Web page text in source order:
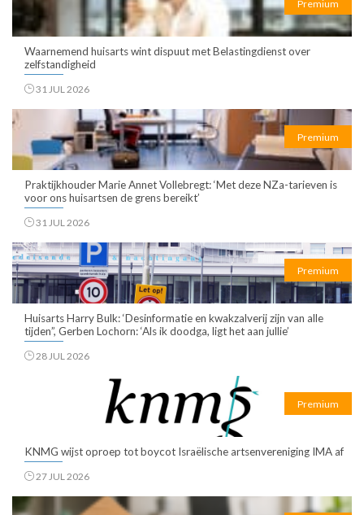
Premium
Waarnemend huisarts wint dispuut met Belastingdienst over
zelfstandigheid
31 JUL 2026
Premium
Praktijkhouder Marie Annet Vollebregt: ‘Met deze NZa-tarieven is
voor ons huisartsen de grens bereikt’
31 JUL 2026
Premium
Huisarts Harry Bulk: ‘Desinformatie en kwakzalverij zijn van alle
tijden”, Gerben Lochorn: ‘Als ik doodga, ligt het aan jullie’
28 JUL 2026
Premium
KNMG wijst oproep tot boycot Israëlische artsenvereniging IMA af
27 JUL 2026